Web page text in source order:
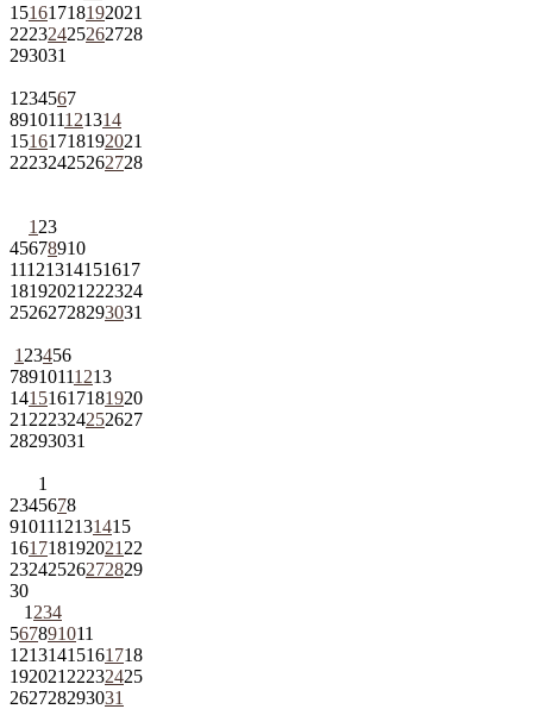
15161718192021
22232425262728
293031
1 234567
891011121314
15161718192021
22232425262728
1 23
45678910
11121314151617
18192021 222324
25262728293031
1 23456
78910111213
14151617181920
21 222324252627
28293031
1
2345678
9101112131415
161718192021 22
23242526272829
30
1 234
567891011
12131415161718
192021 22232425
262728293031